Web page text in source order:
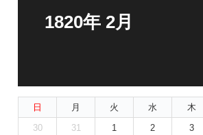
1820年 2月
日 月 火 水 木
30
31 1 2 3